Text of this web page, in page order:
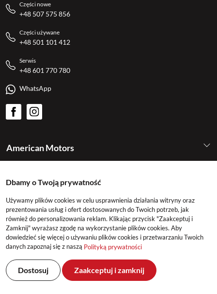
American Motors
Kategorie
Konto
Części nowe
+48 507 575 856
Części używane
+48 501 101 412
Serwis
+48 601 770 780
WhatsApp
©2026 American Motors All Rights Reserved
Dbamy o Twoją prywatność
Używamy plików cookies w celu usprawnienia działania witryny oraz
prezentowania usług i ofert dostosowanych do Twoich potrzeb, jak
również do personalizowania reklam. Klikając przycisk "Zaakceptuj i
Zamknij" wyrażasz zgodę na wykorzystanie plików cookies. Aby
dowiedzieć się więcej o używaniu plików cookies i przetwarzaniu Twoich
danych zapoznaj się z naszą Polityką prywatności
Dostosuj Zaakceptuj i zamknij